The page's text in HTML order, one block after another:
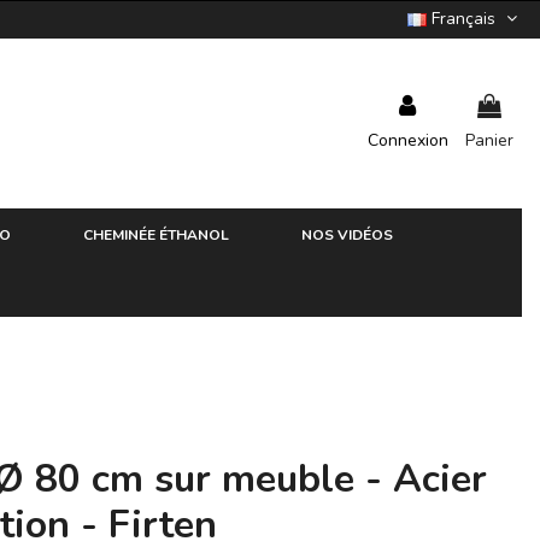
Français
Connexion Panier
CHEMINÉE ÉTHANOL NOS VIDÉOS
80 cm sur meuble - Acier
- Firten